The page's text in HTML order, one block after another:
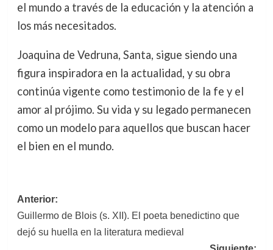
el mundo a través de la educación y la atención a
los más necesitados.
Joaquina de Vedruna, Santa, sigue siendo una
figura inspiradora en la actualidad, y su obra
continúa vigente como testimonio de la fe y el
amor al prójimo. Su vida y su legado permanecen
como un modelo para aquellos que buscan hacer
el bien en el mundo.
Navegación
de
entradas
Anterior:
Guillermo de Blois (s. XII). El poeta benedictino que
dejó su huella en la literatura medieval